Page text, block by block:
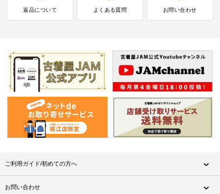
返品について よくある質問 お問い合わせ
ご利用ガイド/初めての方へ
お問い合わせ